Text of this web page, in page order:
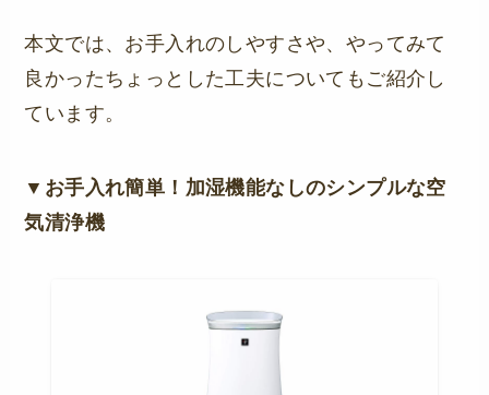
本文では、お手入れのしやすさや、やってみて
良かったちょっとした工夫についてもご紹介し
ています。
▼お手入れ簡単！加湿機能なしのシンプルな空
気清浄機